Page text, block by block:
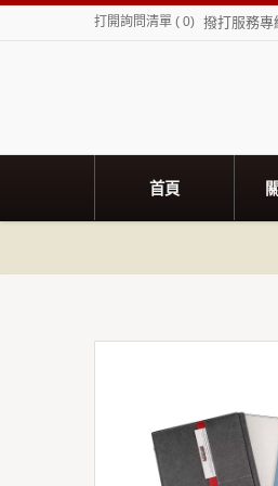
打開詢問清單 ( 0) 撥打服務專
首頁